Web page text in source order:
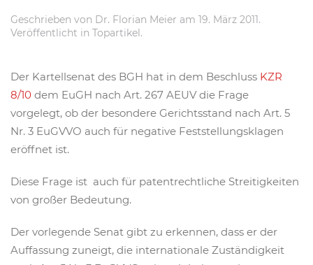
Geschrieben von Dr. Florian Meier am 19. März 2011.
Veröffentlicht in Topartikel.
Der Kartellsenat des BGH hat in dem Beschluss KZR
8/10 dem EuGH nach Art. 267 AEUV die Frage
vorgelegt, ob der besondere Gerichtsstand nach Art. 5
Nr. 3 EuGVVO auch für negative Feststellungsklagen
eröffnet ist.
Diese Frage ist auch für patentrechtliche Streitigkeiten
von großer Bedeutung.
Der vorlegende Senat gibt zu erkennen, dass er der
Auffassung zuneigt, die internationale Zuständigkeit